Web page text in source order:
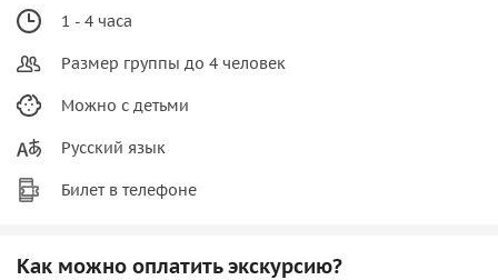
1 - 4 часа
Размер группы до 4 человек
Можно с детьми
Русский язык
Билет в телефоне
Как можно оплатить экскурсию?